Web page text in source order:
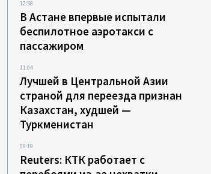
12:58
В Астане впервые испытали
беспилотное аэротакси с
пассажиром
11:04
Лучшей в Центральной Азии
страной для переезда признан
Казахстан, худшей —
Туркменистан
09:19
Reuters: КТК работает с